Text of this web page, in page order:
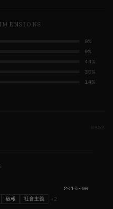
0%
0%
44%
30%
14%
852
2010-06
破報 社會主義 + 2